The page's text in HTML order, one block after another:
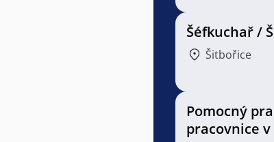
Šéfkuchař /
Šitbořice
Pomocný
pracovnice